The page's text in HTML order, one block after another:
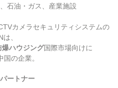
石油・ガス、産業施設
カメラセキュリティシステムの
、
爆ハウジング国際市場向けに
の企業。
ートナー